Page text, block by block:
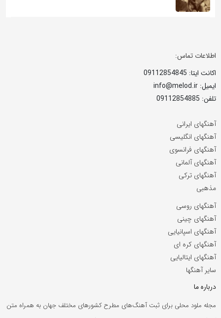
اطلاعات تماس:
اکانت ایتا: 09112854845
ایمیل: info@melod.ir
تلفن: 09112854885
آهنگهای ایرانی
آهنگهای انگلیسی
آهنگهای فرانسوی
آهنگهای آلمانی
آهنگهای ترکی
مذهبی
آهنگهای روسی
آهنگهای چینی
آهنگهای اسپانیایی
آهنگهای کره ای
آهنگهای ایتالیایی
سایر آهنگها
درباره ما
مجله ملود محلی برای ثبت آهنگ‌های مطرح کشورهای مختلف جهان به همراه متن